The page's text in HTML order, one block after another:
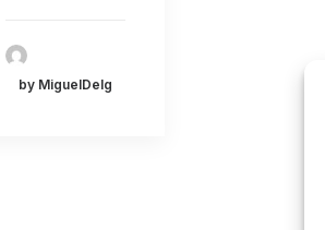
by MiguelDelg